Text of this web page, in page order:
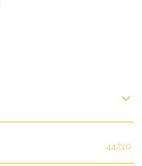
44210